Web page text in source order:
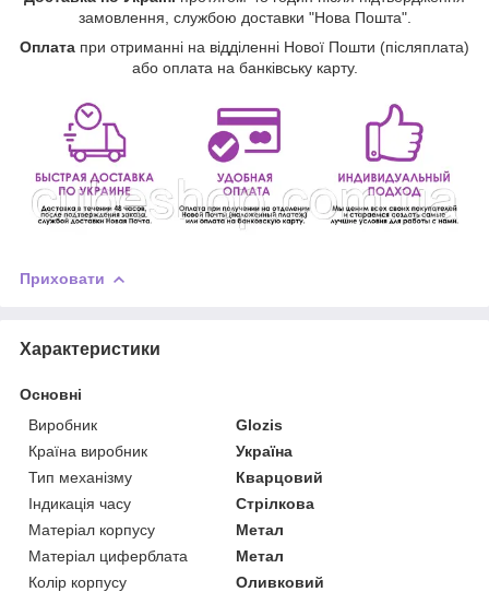
замовлення, службою доставки "Нова Пошта".
Оплата при отриманні на відділенні Нової Пошти (післяплата)
або оплата на банківську карту.
Приховати
Характеристики
Основні
Виробник
Glozis
Країна виробник
Україна
Тип механізму
Кварцовий
Індикація часу
Стрілкова
Матеріал корпусу
Метал
Матеріал циферблата
Метал
Колір корпусу
Оливковий